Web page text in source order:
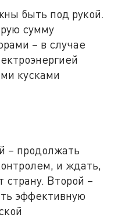
быть под рукой.
сумму
– в случае
кусками
– продолжать
и ждать,
страну. Второй –
эффективную